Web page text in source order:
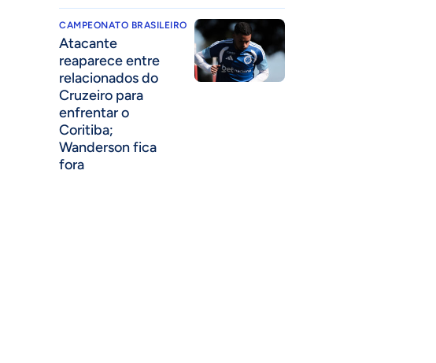
CAMPEONATO BRASILEIRO
Atacante
reaparece entre
relacionados do
Cruzeiro para
enfrentar o
Coritiba;
Wanderson fica
fora